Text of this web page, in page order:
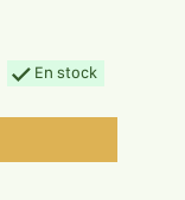
En stock